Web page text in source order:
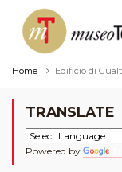
Home Edificio di
TRANSLATE
Powered by